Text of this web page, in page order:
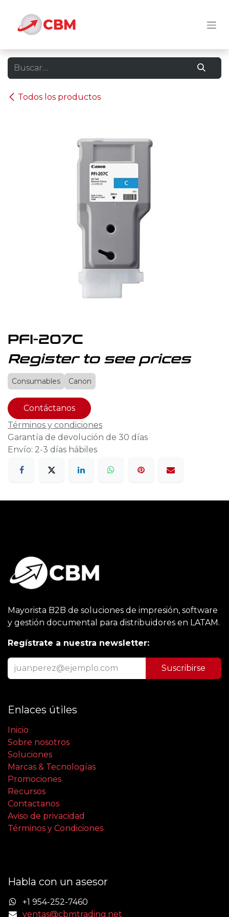
Todos los productos
PFI-207C
Register to see prices
Consumables Canon
Contáctanos
Términos y condiciones
Garantía de devolución de 30 días
Envío: 2-3 días hábiles
Mayorista B2B de soluciones de impresión, software
y gestión documental para distribuidores en LATAM.
Regístrate a nuestra newsletter:
Suscribirse
Enlaces útiles
Inicio
Sobre nosotros
Soluciones
Marcas & Tecnologías
Promociones
Recursos
Contactanos
Aviso de privacidad
Términos y Condiciones
Habla con un asesor
+1 954-252-7460
ventas@cbmtrading.net